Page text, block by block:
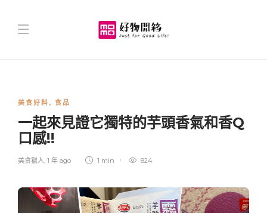
美食好料 , 食品
一起來見證它獨特的芋頭香氣和香Q
口感!!
美食獵人, 1 年 ago 1 min 824